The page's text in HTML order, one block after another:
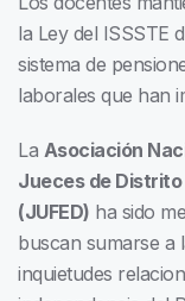
la Ley del ISSSTE
sistema de
laborales que han
La Asociación
Jueces de Distrito
(JUFED) ha sido
buscan sumarse a
inquietudes